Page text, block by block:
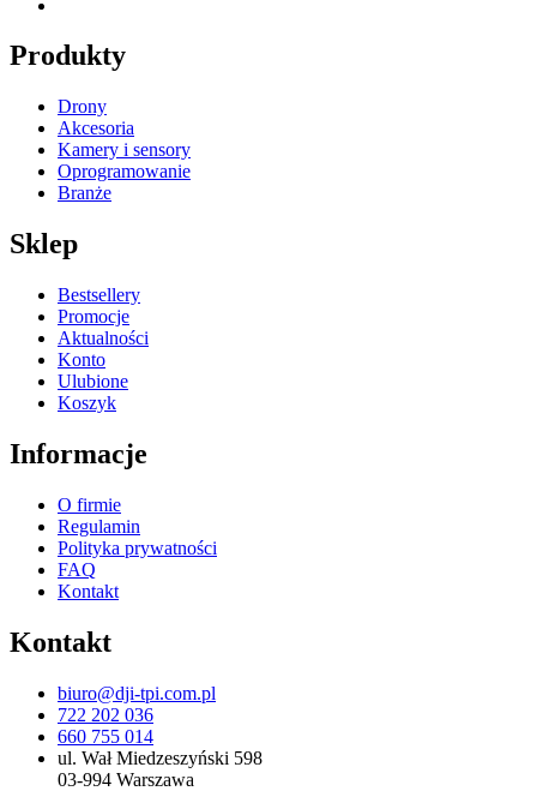
Produkty
Drony
Akcesoria
Kamery i sensory
Oprogramowanie
Branże
Sklep
Bestsellery
Promocje
Aktualności
Konto
Ulubione
Koszyk
Informacje
O firmie
Regulamin
Polityka prywatności
FAQ
Kontakt
Kontakt
biuro@dji-tpi.com.pl
722 202 036
660 755 014
ul. Wał Miedzeszyński 598
03-994 Warszawa